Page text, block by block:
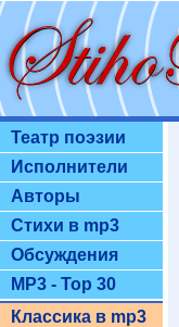
Театр поэзии
Исполнители
Авторы
Стихи в mp3
Обсуждения
MP3 - Top 30
Классика в mp3